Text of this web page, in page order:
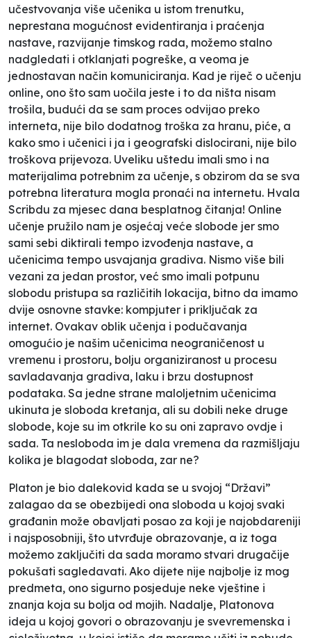
učestvovanja više učenika u istom trenutku,
neprestana mogućnost evidentiranja i praćenja
nastave, razvijanje timskog rada, možemo stalno
nadgledati i otklanjati pogreške, a veoma je
jednostavan način komuniciranja. Kad je riječ o učenju
online, ono što sam uočila jeste i to da ništa nisam
trošila, budući da se sam proces odvijao preko
interneta, nije bilo dodatnog troška za hranu, piće, a
kako smo i učenici i ja i geografski dislocirani, nije bilo
troškova prijevoza. Uveliku uštedu imali smo i na
materijalima potrebnim za učenje, s obzirom da se sva
potrebna literatura mogla pronaći na internetu. Hvala
Scribdu za mjesec dana besplatnog čitanja! Online
učenje pružilo nam je osjećaj veće slobode jer smo
sami sebi diktirali tempo izvođenja nastave, a
učenicima tempo usvajanja gradiva. Nismo više bili
vezani za jedan prostor, već smo imali potpunu
slobodu pristupa sa različitih lokacija, bitno da imamo
dvije osnovne stavke: kompjuter i priključak za
internet. Ovakav oblik učenja i podučavanja
omogućio je našim učenicima neograničenost u
vremenu i prostoru, bolju organiziranost u procesu
savladavanja gradiva, laku i brzu dostupnost
podataka. Sa jedne strane maloljetnim učenicima
ukinuta je sloboda kretanja, ali su dobili neke druge
slobode, koje su im otkrile ko su oni zapravo ovdje i
sada. Ta nesloboda im je dala vremena da razmišljaju
kolika je blagodat sloboda, zar ne?
Platon je bio dalekovid kada se u svojoj “Državi”
zalagao da se obezbijedi ona sloboda u kojoj svaki
građanin može obavljati posao za koji je najobdareniji
i najsposobniji, što utvrđuje obrazovanje, a iz toga
možemo zaključiti da sada moramo stvari drugačije
pokušati sagledavati. Ako dijete nije najbolje iz mog
predmeta, ono sigurno posjeduje neke vještine i
znanja koja su bolja od mojih. Nadalje, Platonova
ideja u kojoj govori o obrazovanju je svevremenska i